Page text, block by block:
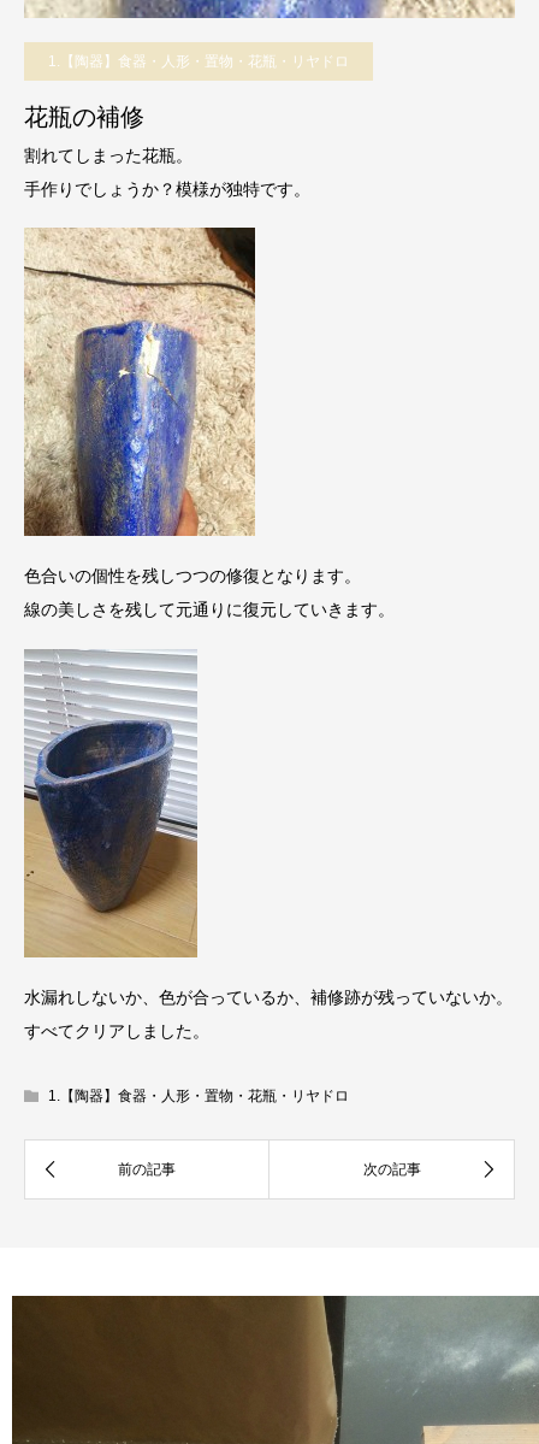
1.【陶器】食器・人形・置物・花瓶・リヤドロ
花瓶の補修
割れてしまった花瓶。
手作りでしょうか？模様が独特です。
色合いの個性を残しつつの修復となります。
線の美しさを残して元通りに復元していきます。
水漏れしないか、色が合っているか、補修跡が残っていないか。
すべてクリアしました。
1.【陶器】食器・人形・置物・花瓶・リヤドロ